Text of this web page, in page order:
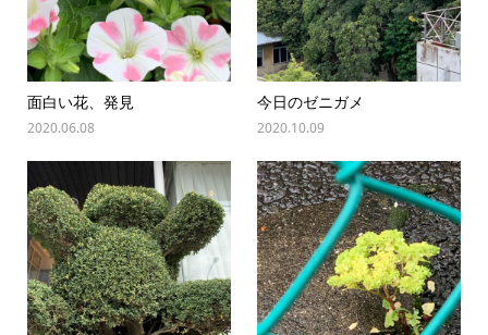
面白い花、発見
2020.06.08
今日のゼニガメ
2020.10.09